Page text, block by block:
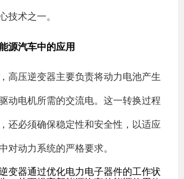
技术之一。
源汽车中的应用
高压逆变器主要负责将动力电池产生
动电机所需的交流电。这一转换过程
还必须确保稳定性和安全性，以适应
对动力系统的严格要求。
变器通过优化电力电子器件的工作状